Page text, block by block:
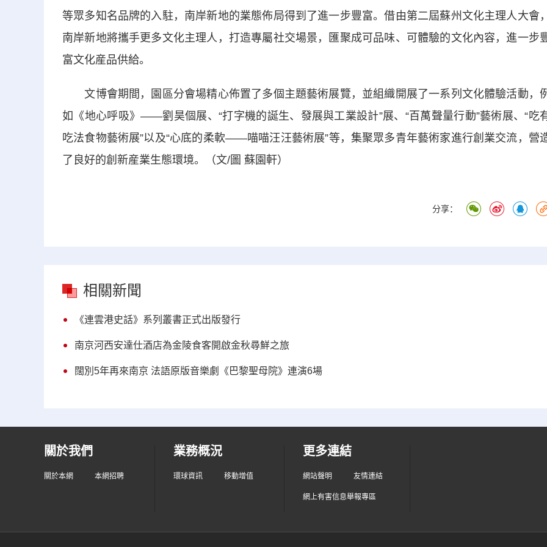
等眾多知名品牌的入駐，南岸新地的業態佈局得到了進一步豐富。借由第二屆蘇州文化主理人大會，
南岸新地將攜手更多文化主理人，打造專屬社交場景，匯聚成可品味、可體驗的文化內容，進一步
富文化産品供給。
文博會期間，園區分會場精心佈置了多個主題藝術展覽，並組織開展了一系列文化體驗活動，
如《地心呼吸》——劉昊個展、“打字機的誕生、發展與工業設計”展、“百萬聲量行動”藝術展、“吃
吃法食物藝術展”以及“心底的柔軟——喵喵汪汪藝術展”等，集聚眾多青年藝術家進行創業交流，營
了良好的創新産業生態環境。（文/圖 蘇園軒）
分享：
相關新聞
《連雲港史話》系列叢書正式出版發行
南京河西安達仕酒店為金陵食客開啟金秋尋鮮之旅
闊別5年再來南京 法語原版音樂劇《巴黎聖母院》連演6場
關於我們
關於本網 本網招聘
業務概況
環球資訊 移動增值
更多連結
網站聲明 友情連結
網上有害信息舉報專區